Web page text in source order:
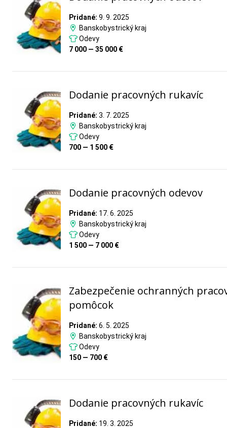
Pridané: 9. 9. 2025
Banskobystrický kraj
Odevy
7 000 — 35 000 €
Dodanie pracovných rukavíc
Pridané: 3. 7. 2025
Banskobystrický kraj
Odevy
700 — 1 500 €
Dodanie pracovných odevov
Pridané: 17. 6. 2025
Banskobystrický kraj
Odevy
1 500 — 7 000 €
Zabezpečenie ochranných
pomôcok
Pridané: 6. 5. 2025
Banskobystrický kraj
Odevy
150 — 700 €
Dodanie pracovných rukavíc
Pridané: 19. 3. 2025